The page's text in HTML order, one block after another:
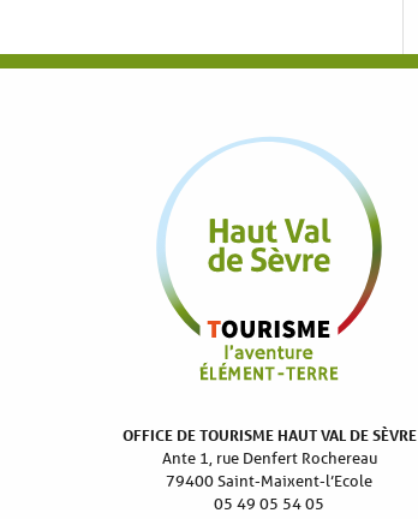
OFFICE DE TOURISME HAUT VAL DE SÈVRE
Ante 1, rue Denfert Rochereau
79400 Saint-Maixent-l’Ecole
05 49 05 54 05